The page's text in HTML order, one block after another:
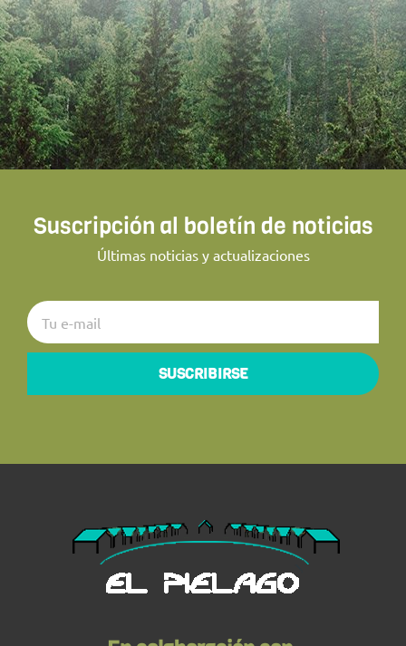
Suscripción al boletín de noticias
Últimas noticias y actualizaciones
SUSCRIBIRSE